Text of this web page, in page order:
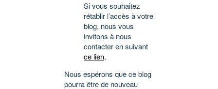
Si vous souhaitez
rétablir l’accès à votre
blog, nous vous
invitons à nous
contacter en suivant
ce lien.
Nous espérons que ce blog
pourra être de nouveau